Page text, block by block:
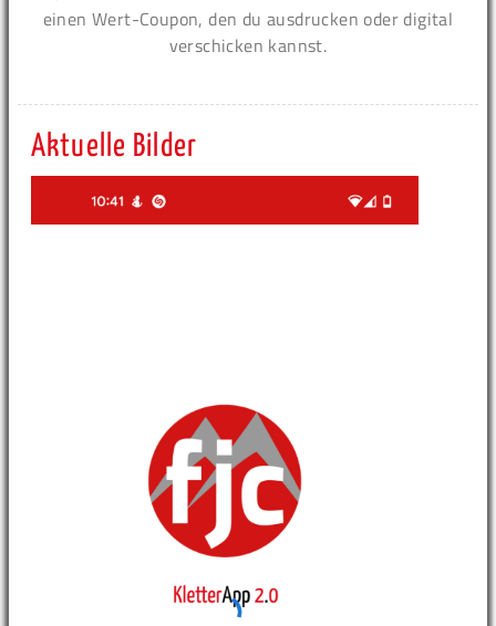
einen Wert-Coupon, den du ausdrucken oder digital
verschicken kannst.
Aktuelle Bilder